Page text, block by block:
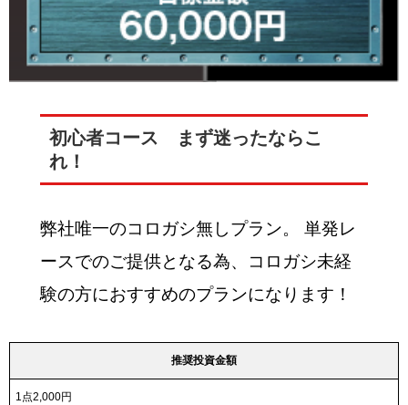
初心者コース まず迷ったならこ
れ！
弊社唯一のコロガシ無しプラン。 単発レ
ースでのご提供となる為、コロガシ未経
験の方におすすめのプランになります！
推奨投資金額
1点2,000円